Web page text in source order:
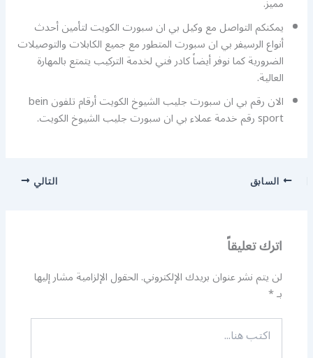
يمكنكم التواصل مع وكيل بي ان سبورت الكويت لتأمين أحدث
أنواع الرسيفر بي ان سبورت المتطور مع جميع الكابلات والتوصيلات
الضرورية كما نوفر أيضاً كادر فني لخدمة التركيب يتمتع بالمهارة
العالية.
الان رقم بي ان سبورت جليب الشيوخ الكويت أرقام تلفون bein
sport رقم خدمة عملاء بي ان سبورت جليب الشيوخ الكويت.
السابق التالي
اترك تعليقاً
لن يتم نشر عنوان بريدك الإلكتروني.الحقول الإلزامية مشار إليها
بـ*
اكتب
هنا...